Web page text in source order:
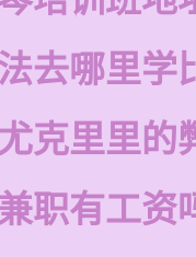
去哪里学
克里里的
职有工资